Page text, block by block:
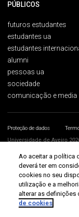
PÚBLICOS
futuros estudantes
estudantes ua
estudantes
alumni
pessoas ua
sociedade
comunicação e media
Proteção de dados
Universidade de Aveiro
Ao aceitar a política
deverá ter em
cookies no seu
utilização e a
alterar as definições
de cookies